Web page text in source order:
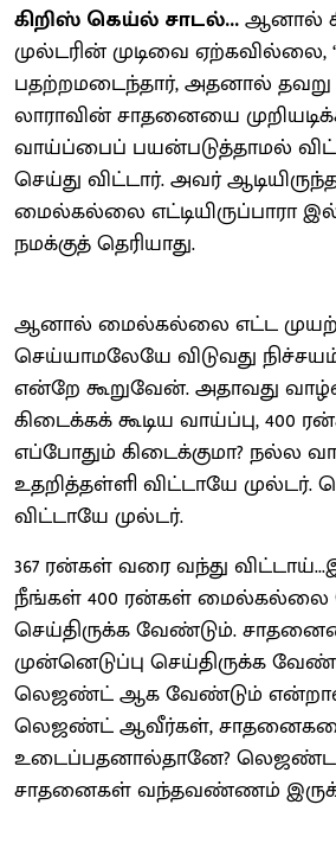
கிறிஸ் கெய்ல் சாடல்...ஆனால்
முல்டரின் முடிவை ஏற்கவில்லை,
பதற்றமடைந்தார், அதனால் தவறு
லாராவின் சாதனையை
வாய்ப்பைப் பயன்படுத்தாமல்
செய்து விட்டார். அவர்
மைல்கல்லை எட்டியிருப்பாரா
நமக்குத் தெரியாது.
ஆனால் மைல்கல்லை எட்ட
செய்யாமலேயே விடுவது
என்றே கூறுவேன். அதாவது
கிடைக்கக் கூடிய வாய்ப்பு, 400
எப்போதும் கிடைக்குமா? நல்ல
உதறித்தள்ளி விட்டாயே முல்டர்.
விட்டாயே முல்டர்.
367 ரன்கள் வரை வந்து
நீங்கள் 400 ரன்கள் மைல்கல்லை
செய்திருக்க வேண்டும்.
முன்னெடுப்பு செய்திருக்க
லெஜண்ட் ஆக வேண்டும் என்றால்
லெஜண்ட் ஆவீர்கள்,
உடைப்பதனால்தானே?
சாதனைகள் வந்தவண்ணம்